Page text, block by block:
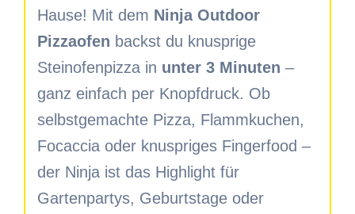
Hause! Mit dem Ninja Outdoor
Pizzaofen backst du knusprige
Steinofenpizza in unter 3 Minuten –
ganz einfach per Knopfdruck. Ob
selbstgemachte Pizza, Flammkuchen,
Focaccia oder knuspriges Fingerfood –
der Ninja ist das Highlight für
Gartenpartys, Geburtstage oder